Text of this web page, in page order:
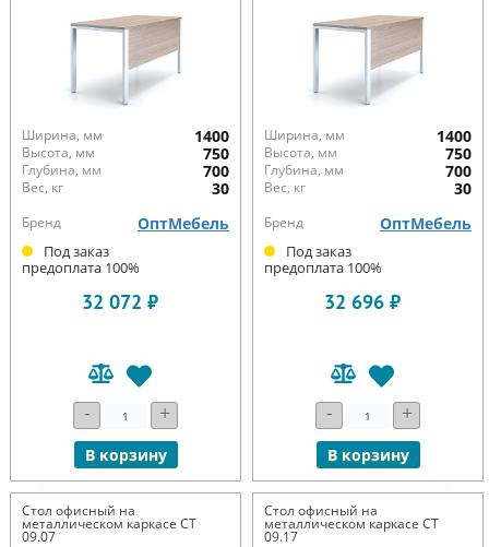
Ширина, мм 1400
Высота, мм 750
Глубина, мм 700
Вес, кг 30
Бренд ОптМебель
Под заказ
предоплата 100%
32 072 ₽
- +
В корзину
Ширина, мм 1400
Высота, мм 750
Глубина, мм 700
Вес, кг 30
Бренд ОптМебель
Под заказ
предоплата 100%
32 696 ₽
- +
В корзину
Стол офисный на
металлическом каркасе СТ
09.07
Стол офисный на
металлическом каркасе СТ
09.17